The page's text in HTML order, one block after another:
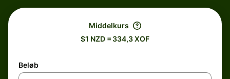
Middelkurs
$1 NZD = 334,3 XOF
Beløb